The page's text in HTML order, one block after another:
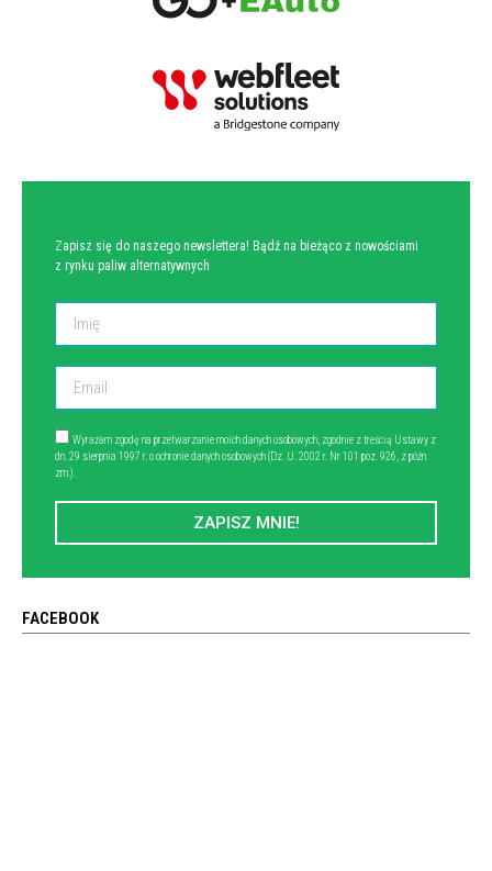
Zapisz się do naszego newslettera! Bądź na bieżąco z nowościami
z rynku paliw alternatywnych
Wyrażam zgodę na przetwarzanie moich danych osobowych, zgodnie z treścią Ustawy z
dn. 29 sierpnia 1997 r. o ochronie danych osobowych (Dz. U. 2002 r. Nr 101 poz. 926, z późn.
zm.).
ZAPISZ MNIE!
FACEBOOK